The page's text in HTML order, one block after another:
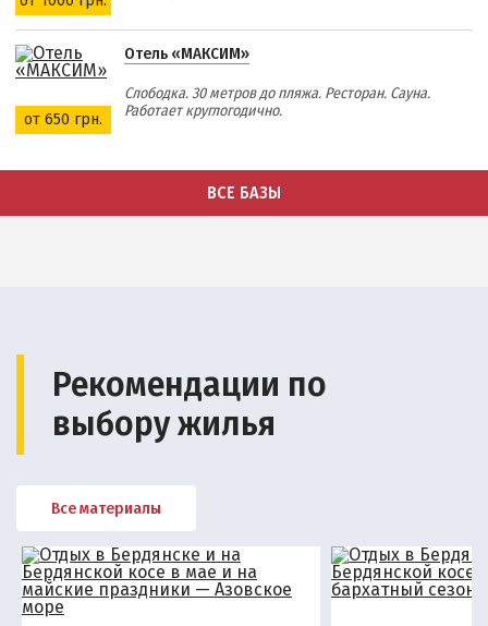
от 650 грн.
Отель «МАКСИМ»
Слободка. 30 метров до пляжа. Ресторан. Сауна.
Работает круглогодично.
ВСЕ БАЗЫ
Рекомендации по
выбору жилья
Все материалы